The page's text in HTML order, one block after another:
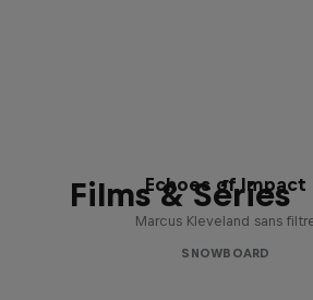
Films & Séries
Echoes of Impact
Marcus Kleveland sans
SNOWBOARD